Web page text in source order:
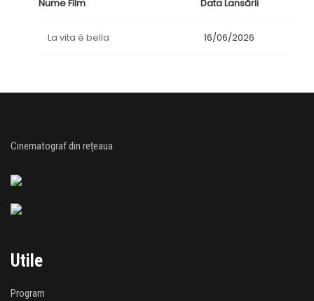
Nume Film Data Lansării
La vita è bella 16/06/2026
Cinematograf din rețeaua
Utile
Program